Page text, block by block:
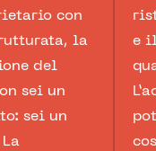
con
la
del
sei un
sei un
e